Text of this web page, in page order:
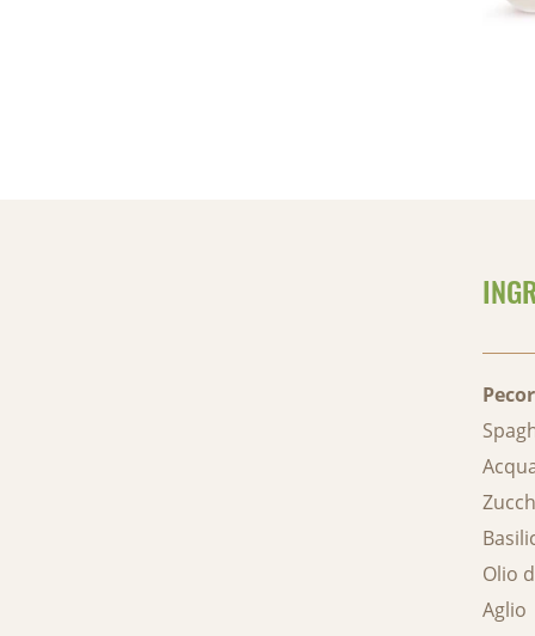
Olio
Aglio